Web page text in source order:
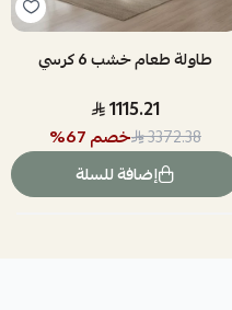
طاولة طعام خشب 6 كرسي
1115.21
3372.38 خصم67
%
إضافة للسلة